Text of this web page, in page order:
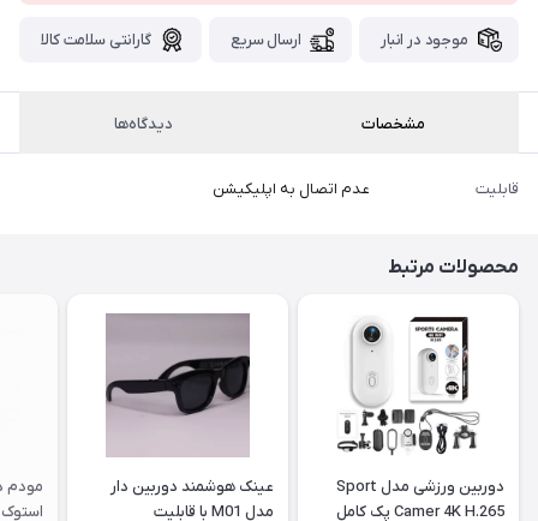
کدرهگیریسفارش
از
سفارش،واتساپ
بگذارید.
ممنون
شکیبایی
موجود در انبار ارسال سریع گارانتی سلامت کالا
مشخصات دیدگاه‌ها
قابلیت عدم اتصال به اپلیکیشن
محصولات مرتبط
دوربین ورزشی مدل Sport
Camer 4K H.265 پک کامل
عینک هوشمند دوربین دار
مدل M01 با قابلیت